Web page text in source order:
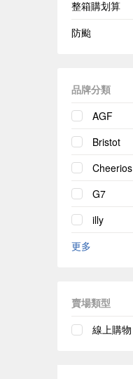
整箱購划算
防颱
品牌分類
AGF
Bristot
Cheerios
G7
illy
更多
賣場類型
線上購物